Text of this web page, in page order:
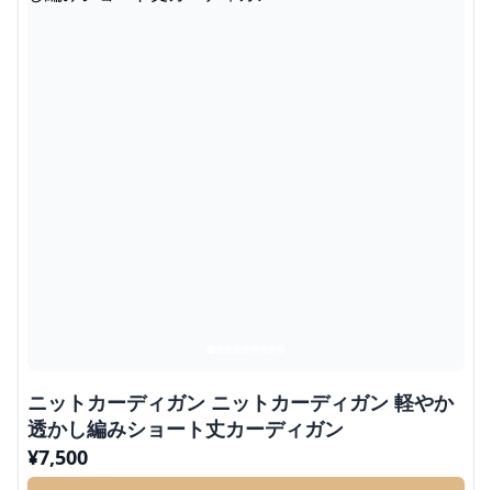
ニットカーディガン ニットカーディガン 軽やか
透かし編みショート丈カーディガン
¥7,500